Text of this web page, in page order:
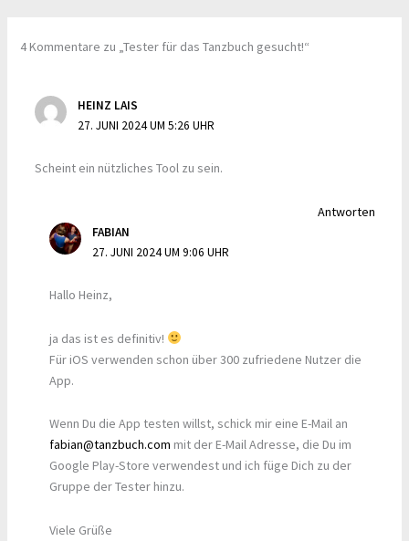
4 Kommentare zu „Tester für das Tanzbuch gesucht!“
HEINZ LAIS
27. JUNI 2024 UM 5:26 UHR
Scheint ein nützliches Tool zu sein.
Antworten
FABIAN
27. JUNI 2024 UM 9:06 UHR
Hallo Heinz,
ja das ist es definitiv!
Für iOS verwenden schon über 300 zufriedene Nutzer die
App.
Wenn Du die App testen willst, schick mir eine E-Mail an
fabian@tanzbuch.com mit der E-Mail Adresse, die Du im
Google Play-Store verwendest und ich füge Dich zu der
Gruppe der Tester hinzu.
Viele Grüße